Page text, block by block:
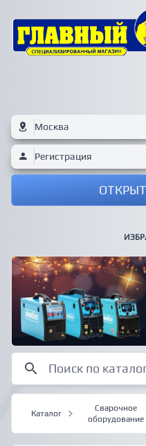
Москва
Регистрация
Каталог
Сварочное
оборудование